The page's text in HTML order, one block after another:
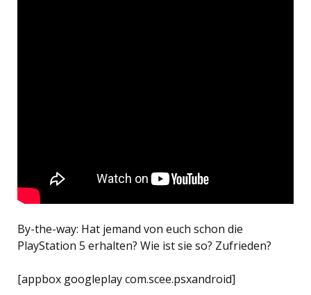
By-the-way: Hat jemand von euch schon die
PlayStation 5 erhalten? Wie ist sie so? Zufrieden?
[appbox googleplay com.scee.psxandroid]